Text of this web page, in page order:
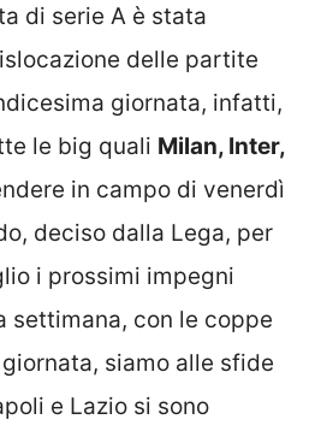
di serie A è stata
delle partite
giornata, infatti,
le big quali Milan, Inter,
in campo di venerdì
deciso dalla Lega, per
i prossimi impegni
settimana, con le coppe
siamo alle sfide
e Lazio si sono